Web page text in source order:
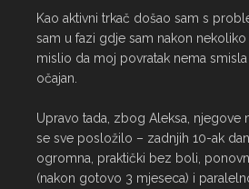
Kao aktivni trkač došao sam s
sam u fazi gdje sam nakon nekoliko
mislio da moj povratak nema
očajan.
Upravo tada, zbog Aleksa, njegove
se sve posložilo – zadnjih 10-ak
ogromna, praktički bez boli,
(nakon gotovo 3 mjeseca) i